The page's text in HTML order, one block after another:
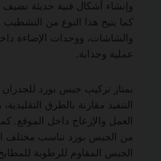
وإنشاء أشكال فنية حديثة تضيف
كما يتيح هذا النوع من التشطيب
والشاشات، ووحدات الإضاءة
عملية وجذابة.
يمتاز تركيب جبس بورد
التنفيذ مقارنة بالطرق
العمل والإزعاج داخل الموقع.
من الجبس بورد تناسب مختلف
الجبس المقاوم للرطوبة